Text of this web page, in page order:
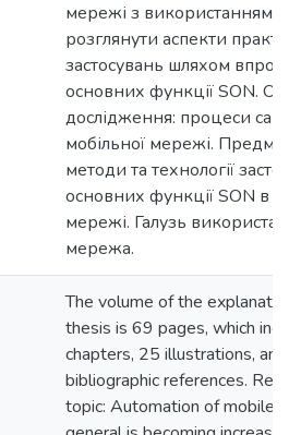
мережі з використанням
розглянути аспекти
застосувань шляхом
основних функції SON.
дослідження: процеси
мобільної мережі.
методи та технології
основних функції SON в
мережі. Галузь
мережа.
The volume of the
thesis is 69 pages, which
chapters, 25 illustrations,
bibliographic references.
topic: Automation of mobile